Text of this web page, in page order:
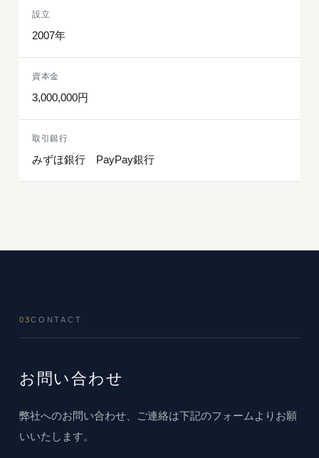
設立
2007年
資本金
3,000,000円
取引銀行
みずほ銀行 PayPay銀行
03CONTACT
お問い合わせ
弊社へのお問い合わせ、ご連絡は下記のフォームよりお願
いいたします。